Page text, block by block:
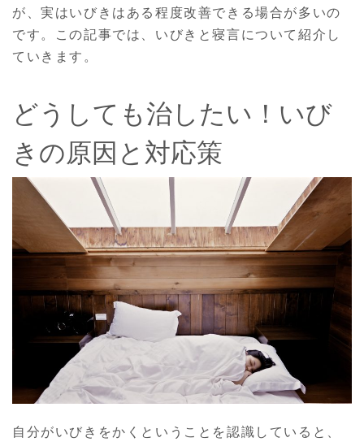
が、実はいびきはある程度改善できる場合が多いの
です。この記事では、いびきと寝言について紹介し
ていきます。
どうしても治したい！いび
きの原因と対応策
自分がいびきをかくということを認識していると、